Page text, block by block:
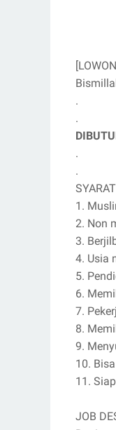
.
.
.
.
1.
2. Non
3.
4. Usia
5.
6.
7.
8.
9.
10.
11.
JOB